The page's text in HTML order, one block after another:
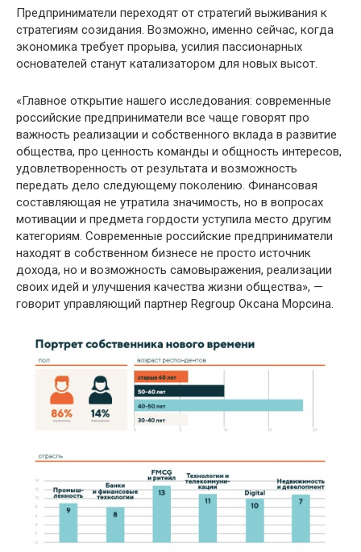
Предприниматели переходят от стратегий выживания к
стратегиям созидания. Возможно, именно сейчас, когда
экономика требует прорыва, усилия пассионарных
основателей станут катализатором для новых высот.
«Главное открытие нашего исследования: современные
российские предприниматели все чаще говорят про
важность реализации и собственного вклада в развитие
общества, про ценность команды и общность интересов,
удовлетворенность от результата и возможность
передать дело следующему поколению. Финансовая
составляющая не утратила значимость, но в вопросах
мотивации и предмета гордости уступила место другим
категориям. Современные российские предприниматели
находят в собственном бизнесе не просто источник
дохода, но и возможность самовыражения, реализации
своих идей и улучшения качества жизни общества», —
говорит управляющий партнер Regroup Оксана Морсина.